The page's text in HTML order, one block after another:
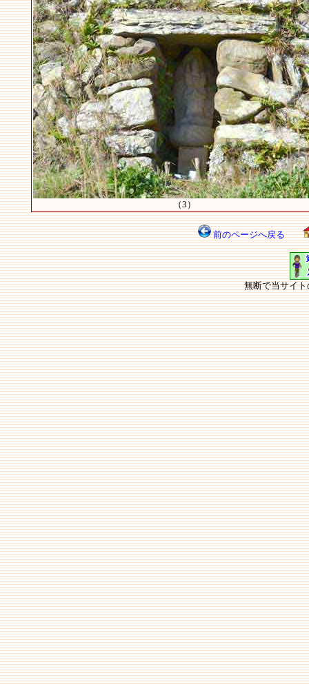
（3）
前のページへ戻る
無断で当サイ